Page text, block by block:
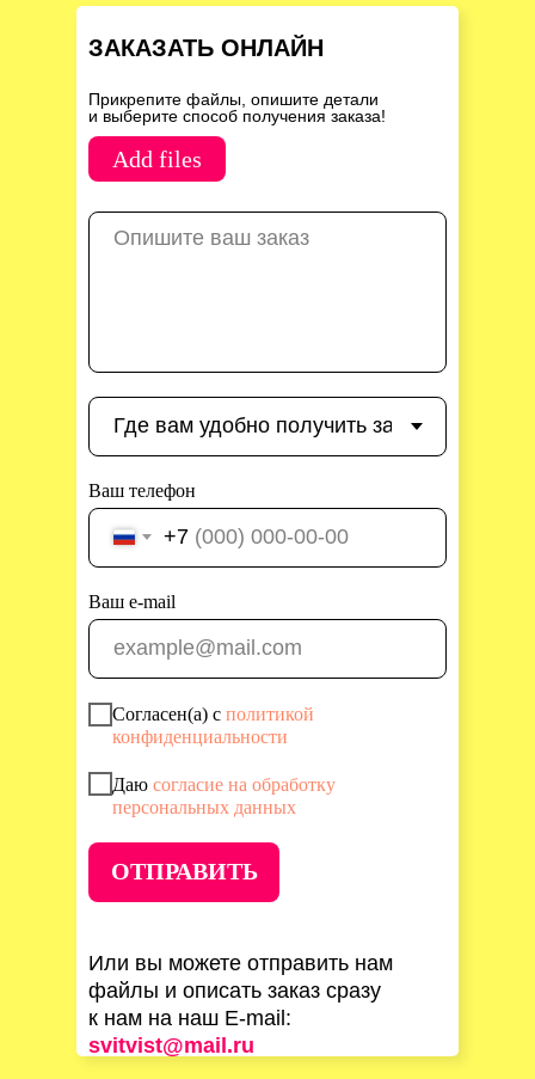
Add files
Ваш телефон
+7
Ваш e-mail
Согласен(а) с политикой
конфиденциальности
Даю согласие на обработку
персональных данных
ОТПРАВИТЬ
ЗАКАЗАТЬ ОНЛАЙН
Прикрепите файлы, опишите детали
и выберите способ получения заказа!
Или вы можете отправить нам
файлы и описать заказ сразу
к нам на наш E-mail:
svitvist@mail.ru